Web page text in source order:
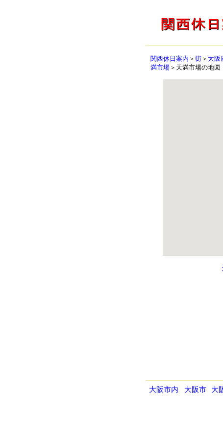
関西休日案内 ＞ 街 ＞ 大阪
満市場 ＞天満市場の地図
大阪市内 大阪市 大